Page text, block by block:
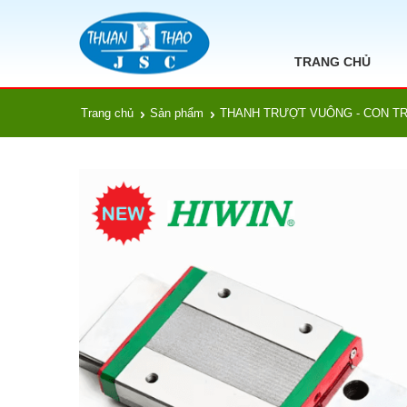
TRANG CHỦ
Trang chủ Sản phẩm THANH TRƯỢT VUÔNG - CON